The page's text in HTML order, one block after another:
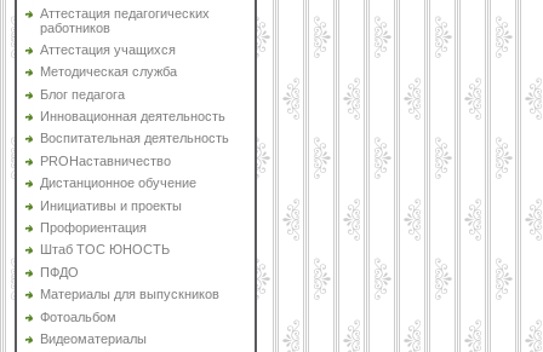
Аттестация педагогических
работников
Аттестация учащихся
Методическая служба
Блог педагога
Инновационная деятельность
Воспитательная деятельность
PROНаставничество
Дистанционное обучение
Инициативы и проекты
Профориентация
Штаб ТОС ЮНОСТЬ
ПФДО
Материалы для выпускников
Фотоальбом
Видеоматериалы